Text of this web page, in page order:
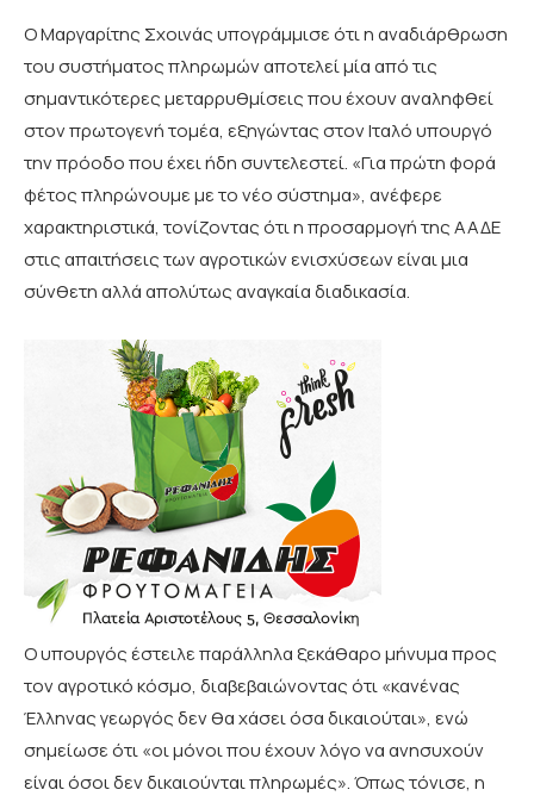
Ο Μαργαρίτης Σχοινάς υπογράμμισε ότι η αναδιάρθρωση
του συστήματος πληρωμών αποτελεί μία από τις
σημαντικότερες μεταρρυθμίσεις που έχουν αναληφθεί
στον πρωτογενή τομέα, εξηγώντας στον Ιταλό υπουργό
την πρόοδο που έχει ήδη συντελεστεί. «Για πρώτη φορά
φέτος πληρώνουμε με το νέο σύστημα», ανέφερε
χαρακτηριστικά, τονίζοντας ότι η προσαρμογή της ΑΑΔΕ
στις απαιτήσεις των αγροτικών ενισχύσεων είναι μια
σύνθετη αλλά απολύτως αναγκαία διαδικασία.
Ο υπουργός έστειλε παράλληλα ξεκάθαρο μήνυμα προς
τον αγροτικό κόσμο, διαβεβαιώνοντας ότι «κανένας
Έλληνας γεωργός δεν θα χάσει όσα δικαιούται», ενώ
σημείωσε ότι «οι μόνοι που έχουν λόγο να ανησυχούν
είναι όσοι δεν δικαιούνται πληρωμές». Όπως τόνισε, η